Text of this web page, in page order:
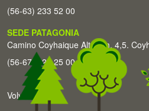
(56-63) 233 52 00
SEDE PATAGONIA
Camino Coyhaique Alto Km. 4,5.
(56-67) 226 25 00
Volver arriba